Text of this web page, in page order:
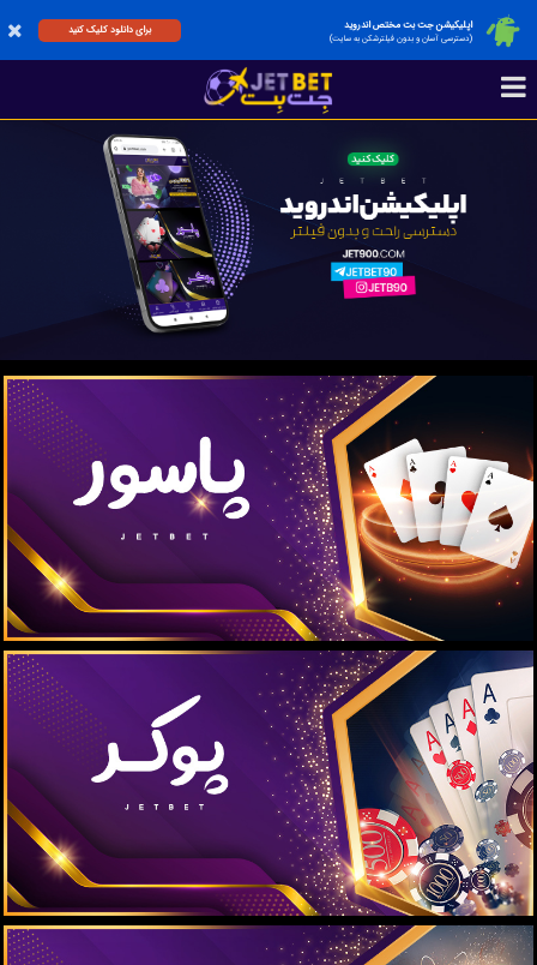
اپلیکیشن جت بت مختص اندروید
(دسترسی آسان و بدون فیلترشکن به سایت)
برای دانلود کلیک کنید